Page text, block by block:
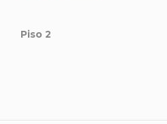
Piso 2